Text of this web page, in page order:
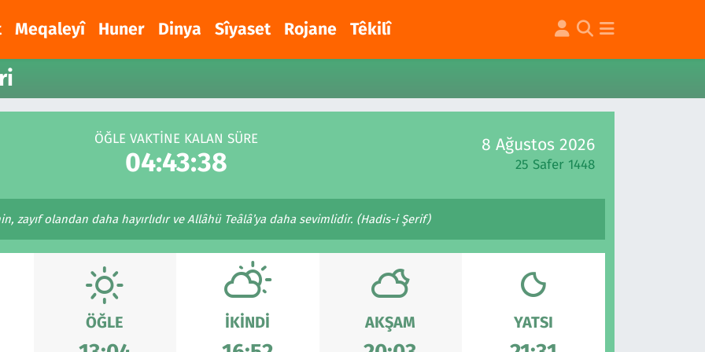
Meqaleyî Huner Dinya Sîyaset Rojane Têkilî
ÖĞLE VAKTİNE KALAN SÜRE
04:43:38
8 Ağustos 2026
25 Safer 1448
zayıf olandan daha hayırlıdır ve Allâhü Teâlâ’ya daha sevimlidir. (Hadis-i Şerif)
ÖĞLE İKINDI AKŞAM YATSI